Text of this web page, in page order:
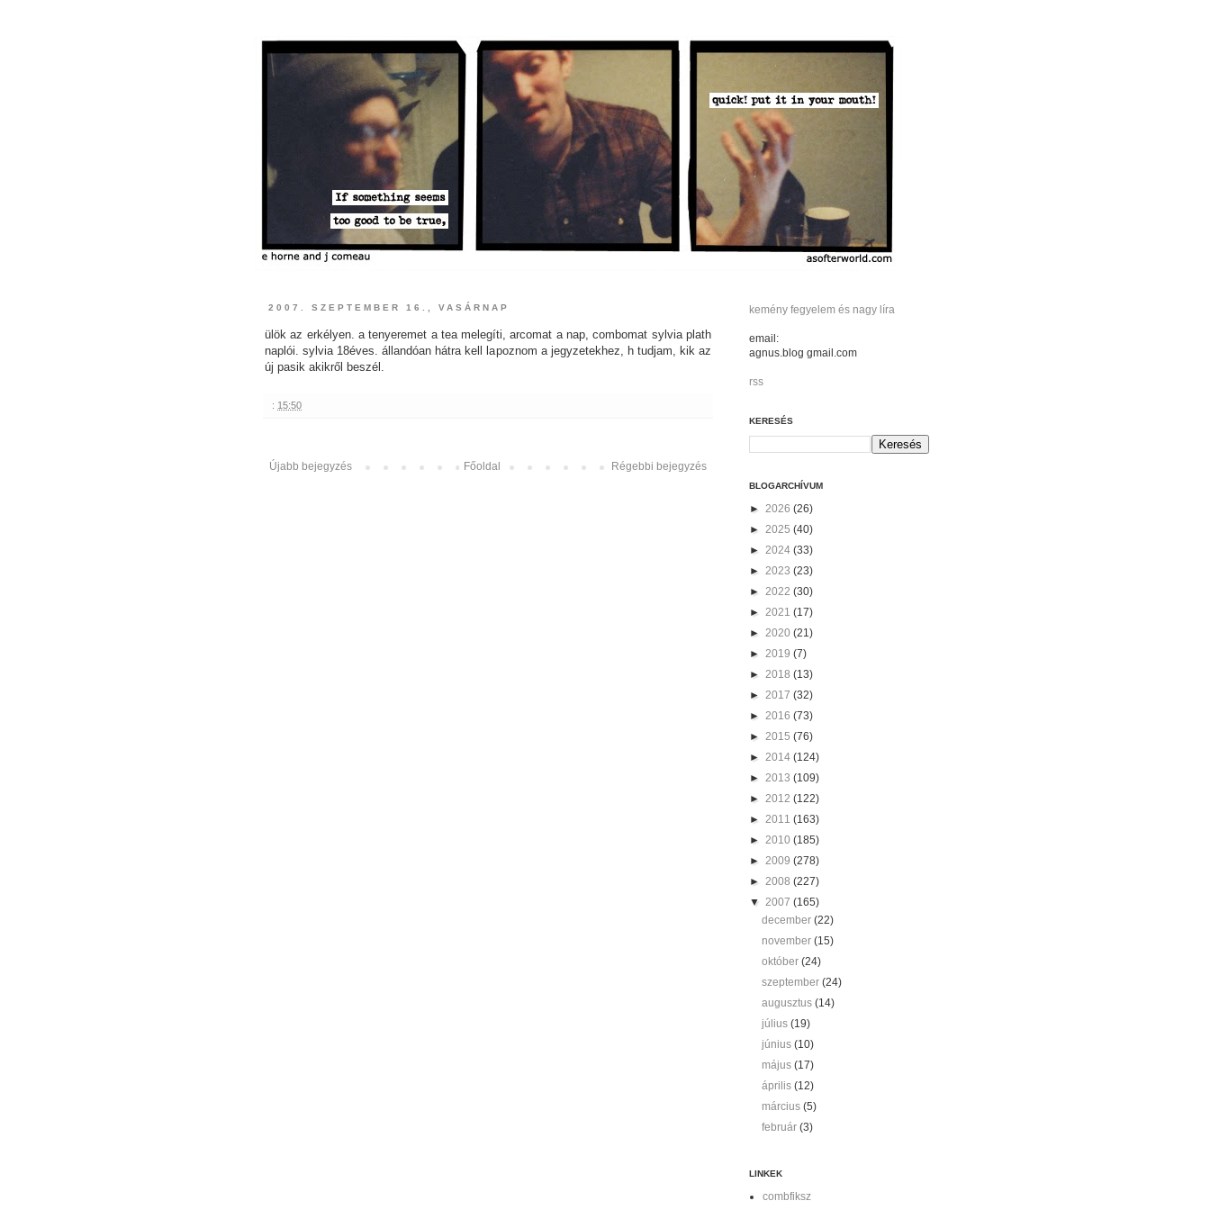
2007. SZEPTEMBER 16., VASÁRNAP
ülök az erkélyen. a tenyeremet a tea melegíti, arcomat a nap, combomat sylvia plath
naplói. sylvia 18éves. állandóan hátra kell lapoznom a jegyzetekhez, h tudjam, kik az
új pasik akikről beszél.
: 15:50
Újabb bejegyzés Régebbi bejegyzés
Főoldal
kemény fegyelem és nagy líra
email:
agnus.blog gmail.com
rss
KERESÉS
BLOGARCHÍVUM
► 2026 (26)
► 2025 (40)
► 2024 (33)
► 2023 (23)
► 2022 (30)
► 2021 (17)
► 2020 (21)
► 2019 (7)
► 2018 (13)
► 2017 (32)
► 2016 (73)
► 2015 (76)
► 2014 (124)
► 2013 (109)
► 2012 (122)
► 2011 (163)
► 2010 (185)
► 2009 (278)
► 2008 (227)
▼ 2007 (165)
december(22)
november(15)
október(24)
szeptember(24)
augusztus(14)
július(19)
június(10)
május(17)
április(12)
március(5)
február(3)
LINKEK
combfiksz